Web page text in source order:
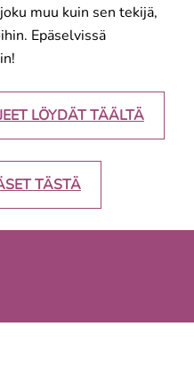
muu kuin sen tekijä,
Epäselvissä
LÖYDÄT TÄÄLTÄ
TÄSTÄ